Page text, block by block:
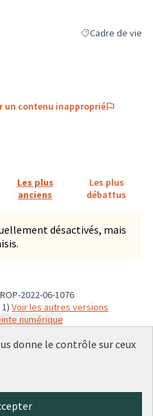
Filtrer les
Cadre de vie
un contenu inapproprié
Les plus
anciens
Les plus
débattus
désactivés, mais
2022-06-1076
voir les autres versions
numérique
donne le contrôle sur ceux